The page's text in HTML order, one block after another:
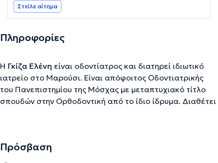
Στείλε αίτημα
Πληροφορίες
Η Γκίζα Ελένη είναι οδοντίατρος και διατηρεί ιδιωτικό
ιατρείο στο Μαρούσι. Είναι απόφοιτος Οδοντιατρικής
του Πανεπιστημίου της Μόσχας με μεταπτυχιακό τίτλο
σπουδών στην Ορθοδοντική από το ίδιο ίδρυμα. Διαθέτει
οδοντιατρικής.
Πρόσβαση